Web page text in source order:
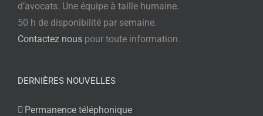
d’avocats. Une équipe à taille humaine.
50 h de disponibilité par semaine.
Contactez nous pour toute information.
DERNIÈRES NOUVELLES
Permanence téléphonique